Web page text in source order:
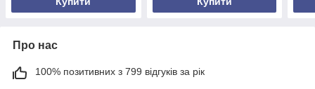
Про нас
100% позитивних з 799 відгуків за рік